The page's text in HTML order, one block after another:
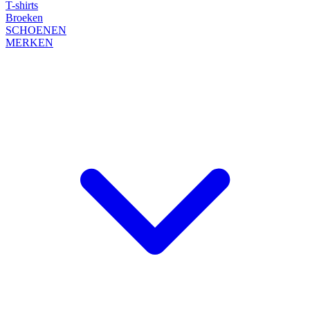
T-shirts
Broeken
SCHOENEN
MERKEN